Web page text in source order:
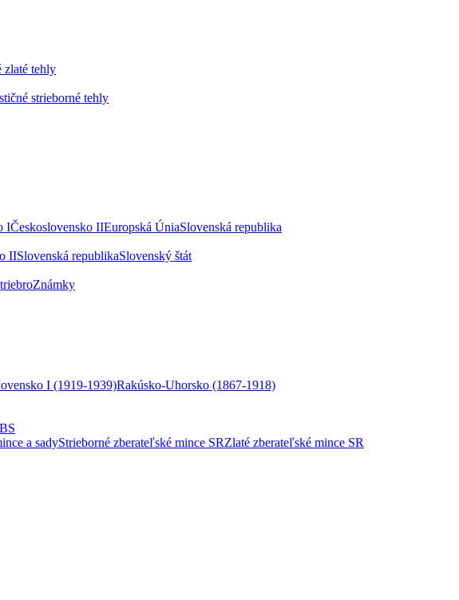
zlaté tehly
strieborné tehly
IČeskoslovensko IIEuropská ÚniaSlovenská republika
IISlovenská republikaSlovenský štát
Známky
I (1919-1939)Rakúsko-Uhorsko (1867-1918)
a sadyStrieborné zberateľské mince SRZlaté zberateľské mince SR